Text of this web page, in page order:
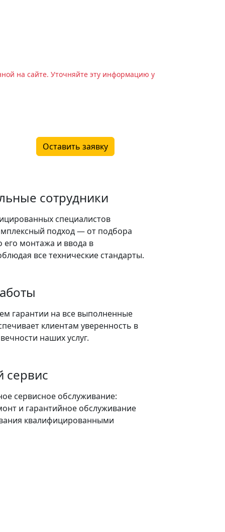
на сайте. Уточняйте эту информацию у
Оставить заявку
сотрудники
специалистов
подход — от подбора
его монтажа и ввода в
все технические стандарты.
гарантии на все выполненные
клиентам уверенность в
наших услуг.
сервис
сервисное обслуживание:
и гарантийное обслуживание
квалифицированными